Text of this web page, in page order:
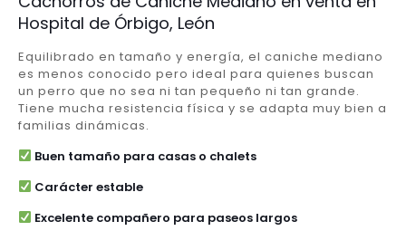
Hospital de Órbigo, León
Equilibrado en tamaño y energía, el caniche mediano
es menos conocido pero ideal para quienes buscan
un perro que no sea ni tan pequeño ni tan grande.
Tiene mucha resistencia física y se adapta muy bien a
familias dinámicas.
Buen tamaño para casas o chalets
Carácter estable
Excelente compañero para paseos largos